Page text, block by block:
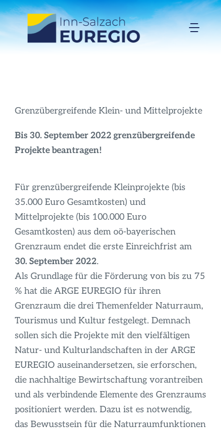
Zum
Inhalt
springen
Organisation
Grenzübergreifende Klein- und Mittelprojekte
Bis 30. September 2022 grenzübergreifende
Projekte beantragen!
Für grenzübergreifende Kleinprojekte (bis
35.000 Euro Gesamtkosten) und
Mittelprojekte (bis 100.000 Euro
Gesamtkosten) aus dem oö-bayerischen
Grenzraum endet die erste Einreichfrist am
30. September 2022.
Als Grundlage für die Förderung von bis zu 75
% hat die ARGE EUREGIO für ihren
Grenzraum die drei Themenfelder Naturraum,
Tourismus und Kultur festgelegt. Demnach
sollen sich die Projekte mit den vielfältigen
Natur- und Kulturlandschaften in der ARGE
EUREGIO auseinandersetzen, sie erforschen,
die nachhaltige Bewirtschaftung vorantreiben
und als verbindende Elemente des Grenzraums
positioniert werden. Dazu ist es notwendig,
das Bewusstsein für die Naturraumfunktionen